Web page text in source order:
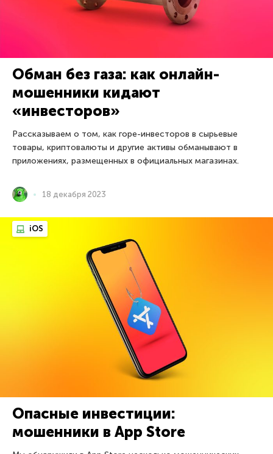
Обман без газа: как онлайн-
мошенники кидают
«инвесторов»
Рассказываем о том, как горе-инвесторов в сырьевые
товары, криптовалюты и другие активы обманывают в
приложениях, размещенных в официальных магазинах.
18 декабря 2023
iOS
Опасные инвестиции:
мошенники в App Store